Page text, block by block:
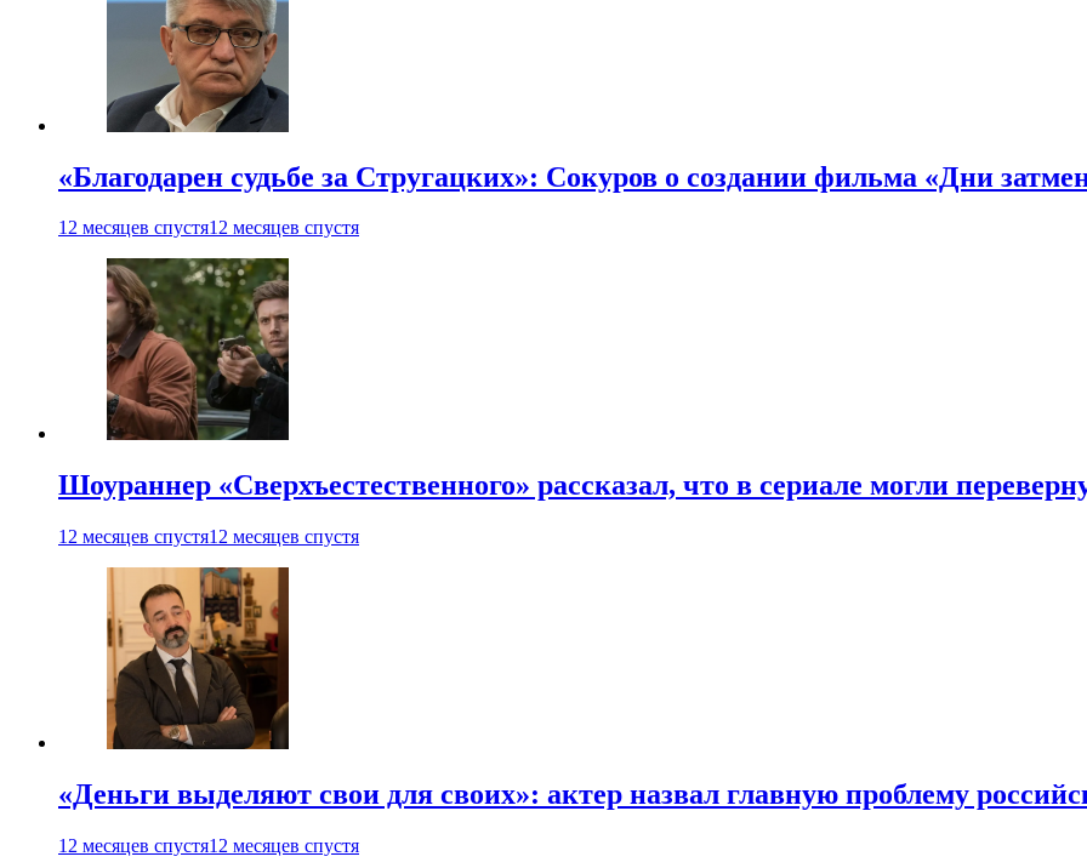
«Благодарен судьбе за Стругацких»: Сокуров о создании фильма «Дни
12 месяцев спустя12 месяцев спустя
Шоураннер «Сверхъестественного» рассказал, что в сериале могли
12 месяцев спустя12 месяцев спустя
«Деньги выделяют свои для своих»: актер назвал главную проблему
12 месяцев спустя12 месяцев спустя